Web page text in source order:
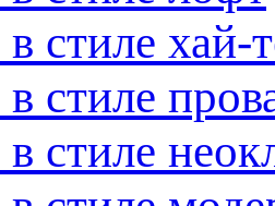
стиле хай-
стиле
стиле